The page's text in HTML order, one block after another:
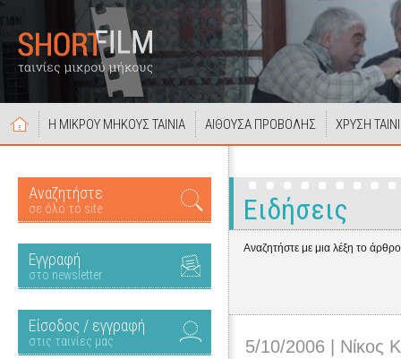
Η ΜΙΚΡΟΥ ΜΗΚΟΥΣ ΤΑΙΝΙΑ ΑΙΘΟΥΣΑ ΠΡΟΒΟΛΗΣ ΧΡΥΣΗ
Αναζητήστε
σε όλο το site
Εγγραφή
στο newsletter
Είσοδος / εγγραφή
στις ταινίες μας
Ειδήσεις
Αναζητήστε με μια λέξη το
5/10/2006 | Νίκος